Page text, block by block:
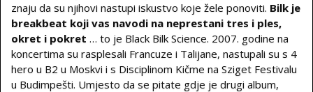
znaju da su njihovi nastupi iskustvo koje žele ponoviti. Bilk je
breakbeat koji vas navodi na neprestani tres i ples,
okret i pokret … to je Black Bilk Science. 2007. godine na
koncertima su rasplesali Francuze i Talijane, nastupali su s 4
hero u B2 u Moskvi i s Disciplinom Kičme na Sziget Festivalu
u Budimpešti. Umjesto da se pitate gdje je drugi album,